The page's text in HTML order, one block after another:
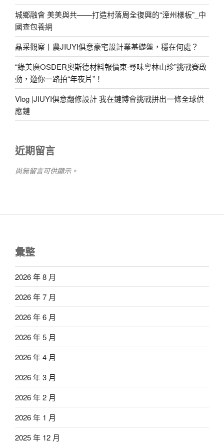
城鄉融會 美美與共——打造村落周全復興的“漳州樣板”_中
國查包養網
晶采觀察丨農JIUYI俱意豪宅設計業基礎盤，穩在何處？
“綠美廣OSDER奧斯德材料報價東·尋味粵林山珍”挑戰賽啟
動，邀你一路拍“年夜片”！
Vlog |JIUYI俱意翻修設計 我在鏈博會挑戰拼出一條全球供
應鏈
近期留言
尚無留言可供顯示。
彙整
2026 年 8 月
2026 年 7 月
2026 年 6 月
2026 年 5 月
2026 年 4 月
2026 年 3 月
2026 年 2 月
2026 年 1 月
2025 年 12 月